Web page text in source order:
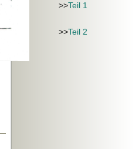
>>Teil 1
>>Teil 2